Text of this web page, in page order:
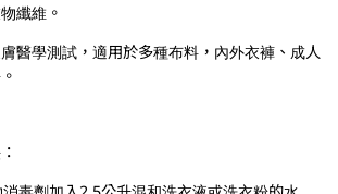
纖維。
醫學測試，適用於多種布料，內外衣褲、成人